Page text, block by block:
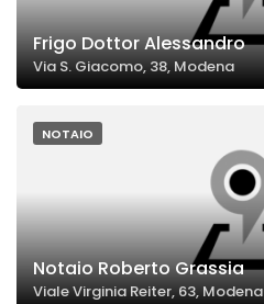
Frigo Dottor Alessandro
Via S. Giacomo, 38, Modena
NOTAIO
Notaio Roberto Grassia
Viale Virginia Reiter, 63, Modena